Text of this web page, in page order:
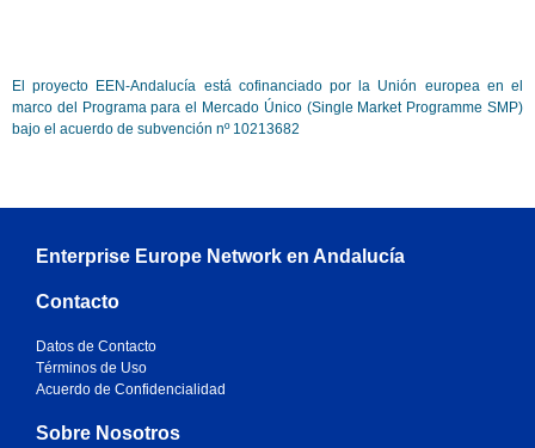
El proyecto EEN-Andalucía está cofinanciado por la Unión europea en el
marco del Programa para el Mercado Único (Single Market Programme SMP)
bajo el acuerdo de subvención nº 10213682
Enterprise Europe Network en Andalucía
Contacto
Datos de Contacto
Términos de Uso
Acuerdo de Confidencialidad
Sobre Nosotros